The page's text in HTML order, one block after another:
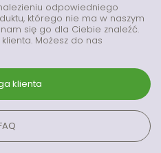
odpowiedniego
którego nie ma w naszym
się go dla Ciebie znaleźć.
Możesz do nas
klienta